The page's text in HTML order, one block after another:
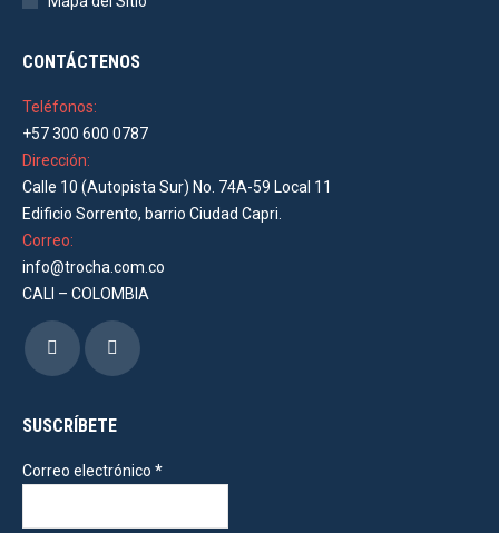
CONTÁCTENOS
Teléfonos:
+57 300 600 0787
Dirección:
Calle 10 (Autopista Sur) No. 74A-59 Local 11
Edificio Sorrento, barrio Ciudad Capri.
Correo:
info@trocha.com.co
CALI – COLOMBIA
Encuéntranos en:
Facebook
opens
new
Instagram
opens
new
SUSCRÍBETE
Correo electrónico *